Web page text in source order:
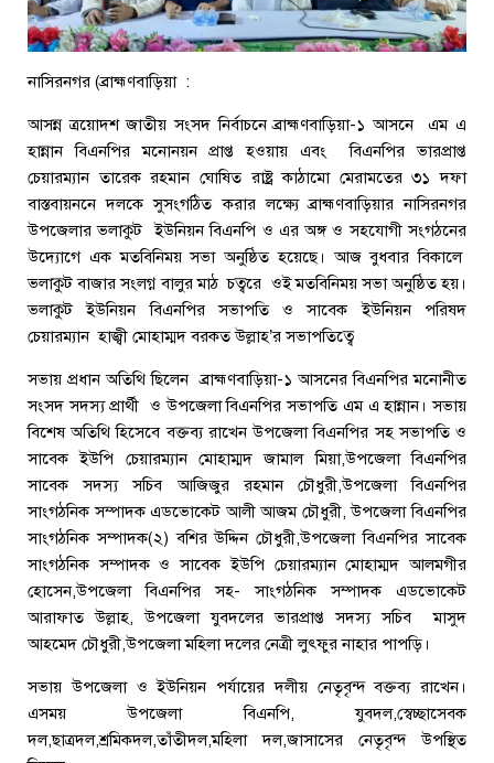
নাসিরনগর (ব্রাহ্মণবাড়িয়া :
আসন্ন ত্রয়োদশ জাতীয় সংসদ নির্বাচনে ব্রাহ্মণবাড়িয়া-১ আসনে এম এ
হান্নান বিএনপির মনোনয়ন প্রাপ্ত হওয়ায় এবং বিএনপির ভারপ্রাপ্ত
চেয়ারম্যান তারেক রহমান ঘোষিত রাষ্ট্র কাঠামো মেরামতের ৩১ দফা
বাস্তবায়ননে দলকে সুসংগঠিত করার লক্ষ্যে ব্রাহ্মণবাড়িয়ার নাসিরনগর
উপজেলার ভলাকুট ইউনিয়ন বিএনপি ও এর অঙ্গ ও সহযোগী সংগঠনের
উদ্যোগে এক মতবিনিময় সভা অনুষ্ঠিত হয়েছে। আজ বুধবার বিকালে
ভলাকুট বাজার সংলগ্ন বালুর মাঠ চত্বরে ওই মতবিনিময় সভা অনুষ্ঠিত হয়।
ভলাকুট ইউনিয়ন বিএনপির সভাপতি ও সাবেক ইউনিয়ন পরিষদ
চেয়ারম্যান হাজ্বী মোহাম্মদ বরকত উল্লাহ’র সভাপতিত্বে
সভায় প্রধান অতিথি ছিলেন ব্রাহ্মণবাড়িয়া-১ আসনের বিএনপির মনোনীত
সংসদ সদস্য প্রার্থী ও উপজেলা বিএনপির সভাপতি এম এ হান্নান। সভায়
বিশেষ অতিথি হিসেবে বক্তব্য রাখেন উপজেলা বিএনপির সহ সভাপতি ও
সাবেক ইউপি চেয়ারম্যান মোহাম্মদ জামাল মিয়া,উপজেলা বিএনপির
সাবেক সদস্য সচিব আজিজুর রহমান চৌধুরী,উপজেলা বিএনপির
সাংগঠনিক সম্পাদক এডভোকেট আলী আজম চৌধুরী, উপজেলা বিএনপির
সাংগঠনিক সম্পাদক(২) বশির উদ্দিন চৌধুরী,উপজেলা বিএনপির সাবেক
সাংগঠনিক সম্পাদক ও সাবেক ইউপি চেয়ারম্যান মোহাম্মদ আলমগীর
হোসেন,উপজেলা বিএনপির সহ- সাংগঠনিক সম্পাদক এডভোকেট
আরাফাত উল্লাহ, উপজেলা যুবদলের ভারপ্রাপ্ত সদস্য সচিব মাসুদ
আহমেদ চৌধুরী,উপজেলা মহিলা দলের নেত্রী লুৎফুর নাহার পাপড়ি।
সভায় উপজেলা ও ইউনিয়ন পর্যায়ের দলীয় নেতৃবৃন্দ বক্তব্য রাখেন।
এসময় উপজেলা বিএনপি, যুবদল,স্বেচ্ছাসেবক
দল,ছাত্রদল,শ্রমিকদল,তাঁতীদল,মহিলা দল,জাসাসের নেতৃবৃন্দ উপস্থিত